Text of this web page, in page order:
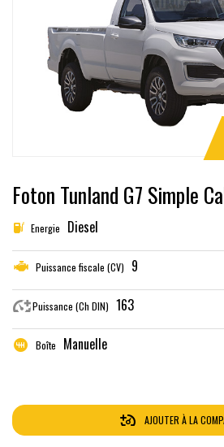
Foton Tunland G7 Simple
Energie Diesel
Puissance fiscale (CV) 9
Puissance (Ch DIN) 163
Boîte Manuelle
AJOUTER À LA